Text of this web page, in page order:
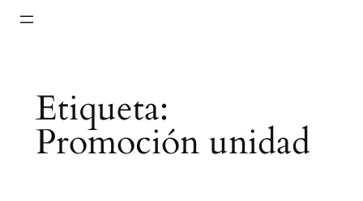
Etiqueta:
Promoción unidad